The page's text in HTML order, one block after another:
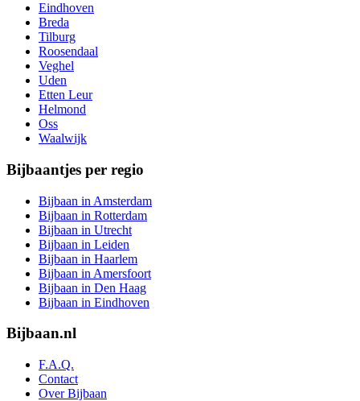
Eindhoven
Breda
Tilburg
Roosendaal
Veghel
Uden
Etten Leur
Helmond
Oss
Waalwijk
Bijbaantjes per regio
Bijbaan in Amsterdam
Bijbaan in Rotterdam
Bijbaan in Utrecht
Bijbaan in Leiden
Bijbaan in Haarlem
Bijbaan in Amersfoort
Bijbaan in Den Haag
Bijbaan in Eindhoven
Bijbaan.nl
F.A.Q.
Contact
Over Bijbaan